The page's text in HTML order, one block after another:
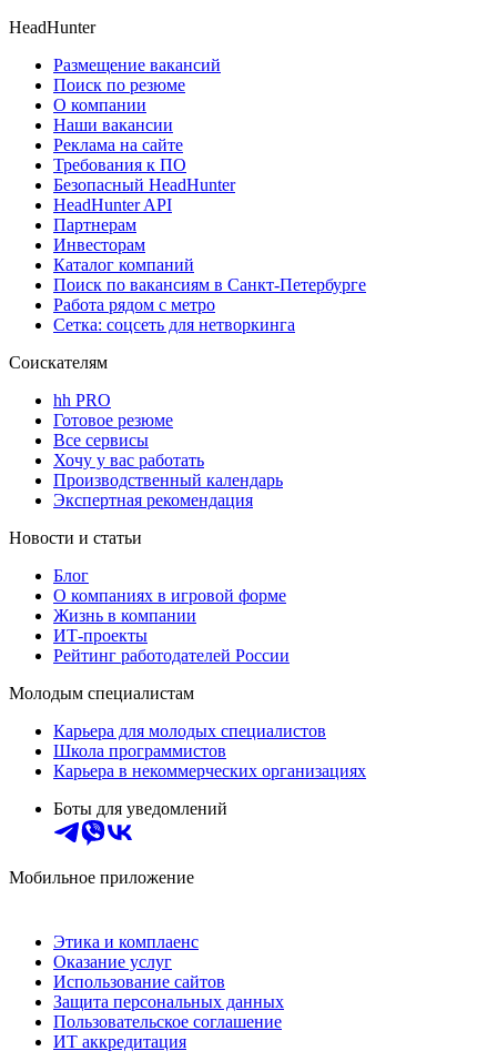
HeadHunter
Размещение вакансий
Поиск по резюме
О компании
Наши вакансии
Реклама на сайте
Требования к ПО
Безопасный HeadHunter
HeadHunter API
Партнерам
Инвесторам
Каталог компаний
Поиск по вакансиям в Санкт-Петербурге
Работа рядом с метро
Сетка: соцсеть для нетворкинга
Соискателям
hh PRO
Готовое резюме
Все сервисы
Хочу у вас работать
Производственный календарь
Экспертная рекомендация
Новости и статьи
Блог
О компаниях в игровой форме
Жизнь в компании
ИТ-проекты
Рейтинг работодателей России
Молодым специалистам
Карьера для молодых специалистов
Школа программистов
Карьера в некоммерческих организациях
Боты для уведомлений
Мобильное приложение
Этика и комплаенс
Оказание услуг
Использование сайтов
Защита персональных данных
Пользовательское соглашение
ИТ аккредитация